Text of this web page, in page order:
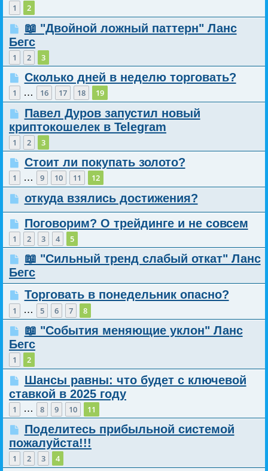
1 2
📖 "Двойной ложный паттерн" Ланс
Бегс
1 2 3
Сколько дней в неделю торговать?
1 … 16 17 18 19
Павел Дуров запустил новый
криптокошелек в Telegram
1 2 3
Стоит ли покупать золото?
1 … 9 10 11 12
откуда взялись достижения?
Поговорим? О трейдинге и не совсем
1 2 3 4 5
📖 "Сильный тренд слабый откат" Ланс
Бегс
Торговать в понедельник опасно?
1 … 5 6 7 8
📖 "События меняющие уклон" Ланс
Бегс
1 2
Шансы равны: что будет с ключевой
ставкой в 2025 году
1 … 8 9 10 11
Поделитесь прибыльной системой
пожалуйста!!!
1 2 3 4